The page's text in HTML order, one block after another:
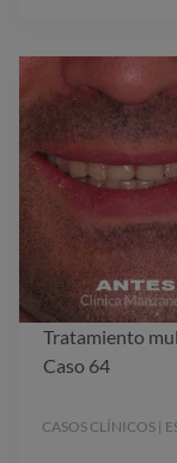
Tratamiento
Caso 64
CASOS CLÍNICOS |